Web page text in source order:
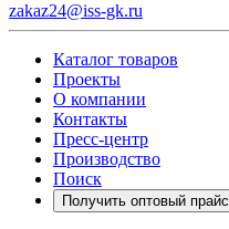
zakaz24@iss-gk.ru
Каталог товаров
Проекты
О компании
Контакты
Пресс-центр
Производство
Поиск
Получить оптовый прайс